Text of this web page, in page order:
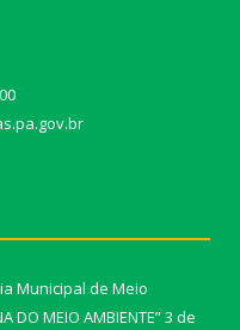
Municipal de Meio
MEIO AMBIENTE”3 de